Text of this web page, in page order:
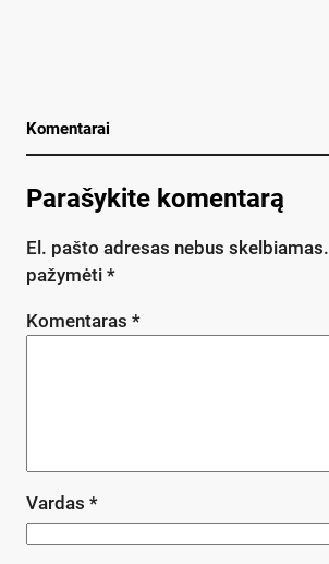
Komentarai
Parašykite komentarą
El. pašto adresas nebus skelbiamas.
pažymėti *
Komentaras *
Vardas *